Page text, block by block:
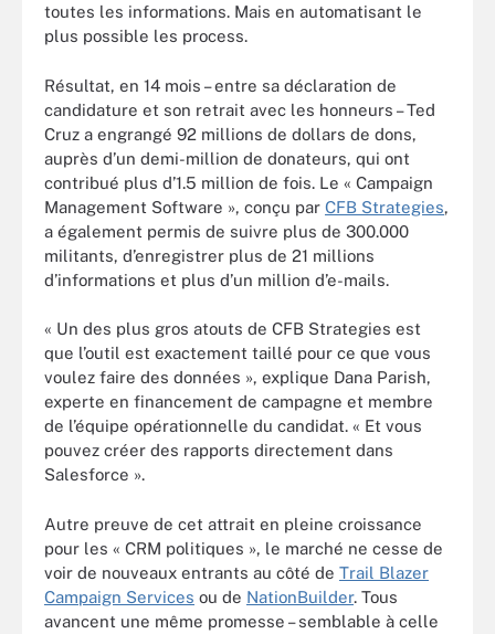
toutes les informations. Mais en automatisant le
plus possible les process.
Résultat, en 14 mois – entre sa déclaration de
candidature et son retrait avec les honneurs – Ted
Cruz a engrangé 92 millions de dollars de dons,
auprès d’un demi-million de donateurs, qui ont
contribué plus d’1.5 million de fois. Le « Campaign
Management Software », conçu par CFB Strategies,
a également permis de suivre plus de 300.000
militants, d’enregistrer plus de 21 millions
d’informations et plus d’un million d’e-mails.
« Un des plus gros atouts de CFB Strategies est
que l’outil est exactement taillé pour ce que vous
voulez faire des données », explique Dana Parish,
experte en financement de campagne et membre
de l’équipe opérationnelle du candidat. « Et vous
pouvez créer des rapports directement dans
Salesforce ».
Autre preuve de cet attrait en pleine croissance
pour les « CRM politiques », le marché ne cesse de
voir de nouveaux entrants au côté de Trail Blazer
Campaign Services ou de NationBuilder. Tous
avancent une même promesse – semblable à celle